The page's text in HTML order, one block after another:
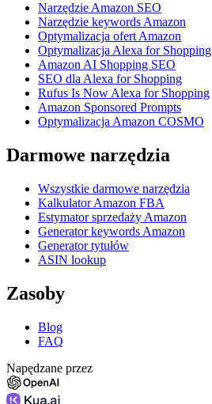
Narzędzie Amazon SEO
Narzędzie keywords Amazon
Optymalizacja ofert Amazon
Optymalizacja Alexa for Shopping
Amazon AI Shopping SEO
SEO dla Alexa for Shopping
Rufus Is Now Alexa for Shopping
Amazon Sponsored Prompts
Optymalizacja Amazon COSMO
Darmowe narzędzia
Wszystkie darmowe narzędzia
Kalkulator Amazon FBA
Estymator sprzedaży Amazon
Generator keywords Amazon
Generator tytułów
ASIN lookup
Zasoby
Blog
FAQ
Napędzane przez